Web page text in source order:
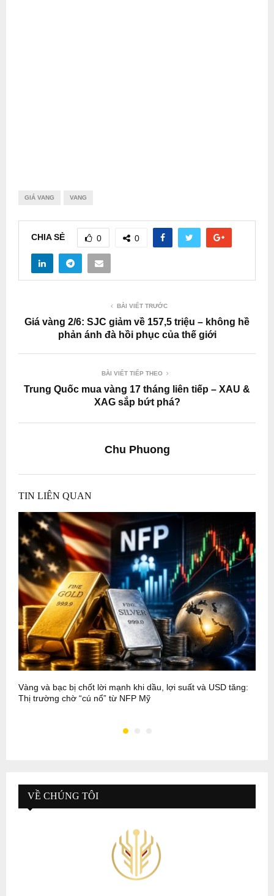
GIÁ VANG VANG
CHIA SẺ 0 0
BÀI VIẾT TRƯỚC
Giá vàng 2/6: SJC giảm về 157,5 triệu – không hề
phản ánh đà hồi phục của thế giới
BÀI VIẾT TIẾP THEO
Trung Quốc mua vàng 17 tháng liên tiếp – XAU &
XAG sắp bứt phá?
Chu Phuong
TIN LIÊN QUAN
Vàng và bạc bị chốt lời mạnh khi dầu, lợi suất và USD tăng:
Thị trường chờ “cú nổ” từ NFP Mỹ
VỀ CHÚNG TÔI